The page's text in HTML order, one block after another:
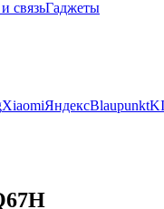
связьГаджеты
XiaomiЯндексBlaupunkt